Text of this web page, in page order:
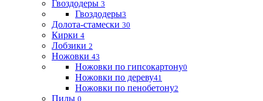
Гвоздодеры 3
Гвоздодеры3
Долота-стамески 30
Кирки 4
Лобзики 2
Ножовки 43
Ножовки по гипсокартону0
Ножовки по дереву41
Ножовки по пенобетону2
Пилы 0